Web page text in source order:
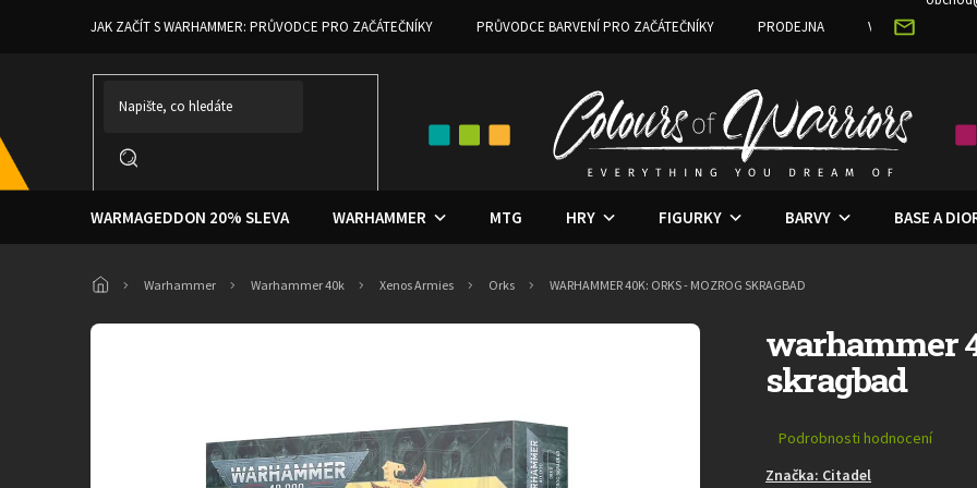
JAK ZAČÍT S WARHAMMER: PRŮVODCE PRO ZAČÁTEČNÍKY
PRŮVODCE BARVENÍ PRO ZAČÁTEČNÍKY PRODEJNA VĚRNOSTNÍ
WARMAGEDDON 20% SLEVA WARHAMMER MTG HRY FIGURKY BARVY BASE A
Warhammer Warhammer 40k Xenos Armies Orks WARHAMMER 40K: ORKS - MOZROG SKRAGBAD
warhammer
skragbad
Průměrné
produktu
Podrobnosti hodnocení
Značka: Citadel